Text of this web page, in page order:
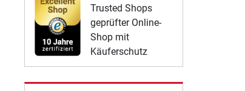
Trusted Shops
geprüfter Online-
Shop mit
Käuferschutz